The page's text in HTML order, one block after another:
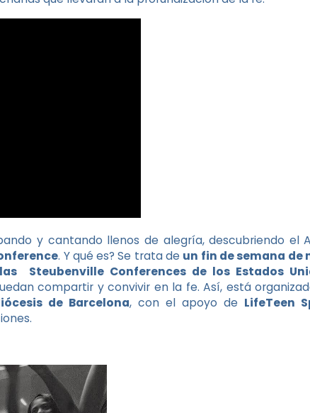
y cantando llenos de alegría, descubriendo el
. Y qué es? Se trata de un fin de semana de
Steubenville Conferences de los Estados
compartir y convivir en la fe. Así, está
de Barcelona, con el apoyo de LifeTeen